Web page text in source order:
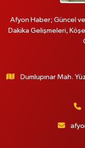
Afyon Haber; Güncel
Dakika Gelişmeleri,
Dumlupınar Mah.